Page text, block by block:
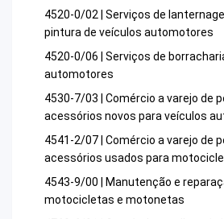
4520-0/02 | Serviços de
pintura de veículos automotores
4520-0/06 | Serviços de
automotores
4530-7/03 | Comércio a varejo de
acessórios novos para veículos
4541-2/07 | Comércio a varejo de
acessórios usados para
4543-9/00 | Manutenção e
motocicletas e motonetas